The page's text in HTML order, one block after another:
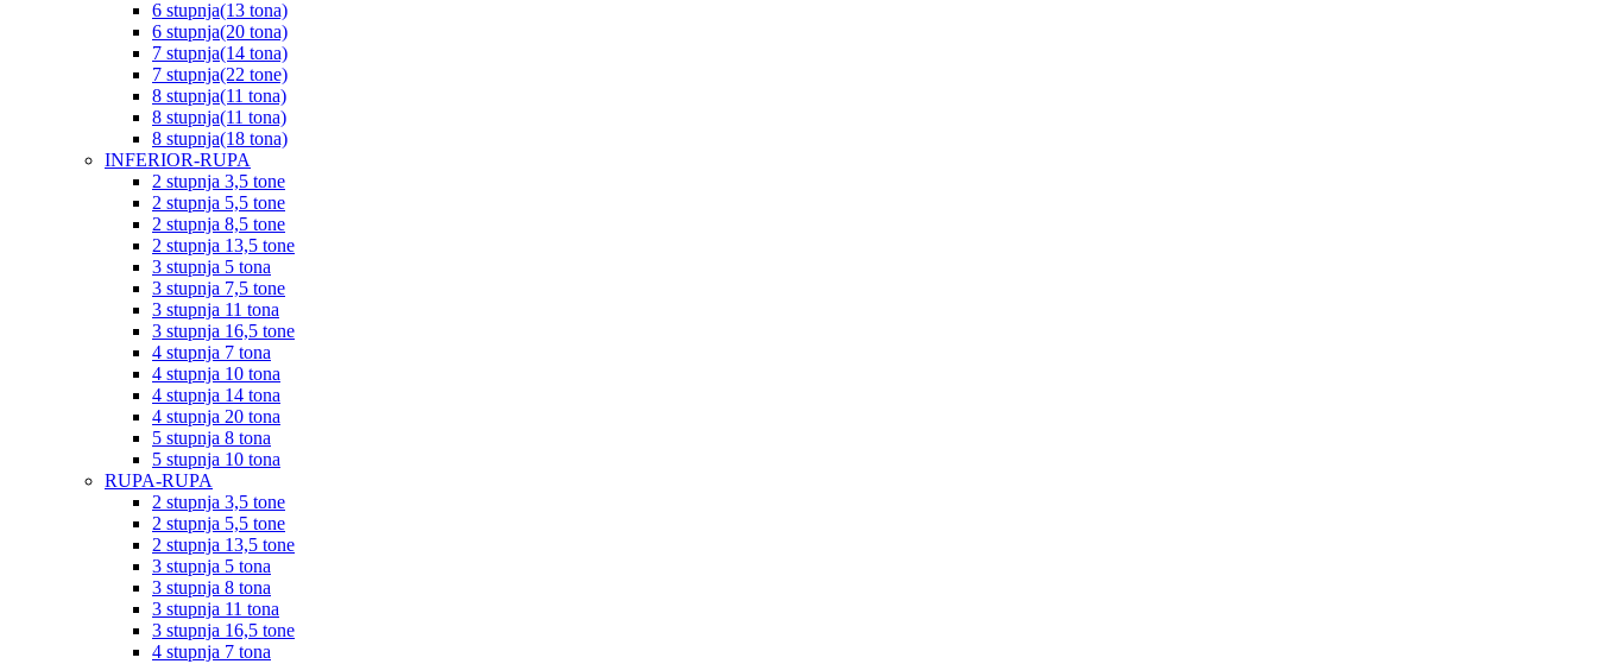
6 stupnja(13 tona)
6 stupnja(20 tona)
7 stupnja(14 tona)
7 stupnja(22 tone)
8 stupnja(11 tona)
8 stupnja(11 tona)
8 stupnja(18 tona)
INFERIOR-RUPA
2 stupnja 3,5 tone
2 stupnja 5,5 tone
2 stupnja 8,5 tone
2 stupnja 13,5 tone
3 stupnja 5 tona
3 stupnja 7,5 tone
3 stupnja 11 tona
3 stupnja 16,5 tone
4 stupnja 7 tona
4 stupnja 10 tona
4 stupnja 14 tona
4 stupnja 20 tona
5 stupnja 8 tona
5 stupnja 10 tona
RUPA-RUPA
2 stupnja 3,5 tone
2 stupnja 5,5 tone
2 stupnja 13,5 tone
3 stupnja 5 tona
3 stupnja 8 tona
3 stupnja 11 tona
3 stupnja 16,5 tone
4 stupnja 7 tona